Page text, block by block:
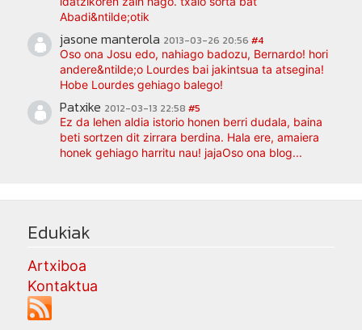
Abadi&ntilde;otik
jasone manterola 2013-03-26 20:56 #4
Oso ona Josu edo, nahiago badozu, Bernardo! hori
andere&ntilde;o Lourdes bai jakintsua ta atsegina!
Hobe Lourdes gehiago balego!
Patxike 2012-03-13 22:58 #5
Ez da lehen aldia istorio honen berri dudala, baina
beti sortzen dit zirrara berdina. Hala ere, amaiera
honek gehiago harritu nau! jajaOso ona blog...
Edukiak
Artxiboa
Kontaktua